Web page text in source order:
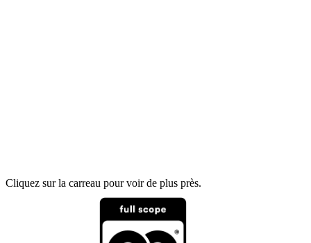
Cliquez sur la carreau pour voir de plus près.